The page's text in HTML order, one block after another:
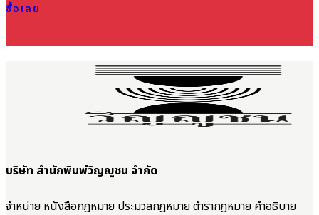
ซื้อเลย
บริษัท สำนักพิมพ์วิญญูชน จำกัด
จำหน่าย หนังสือกฎหมาย ประมวลกฎหมาย ตำรากฎหมาย คำอธิบาย